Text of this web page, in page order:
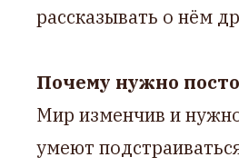
рассказывать о нём
Почему нужно
Мир изменчив и
умеют